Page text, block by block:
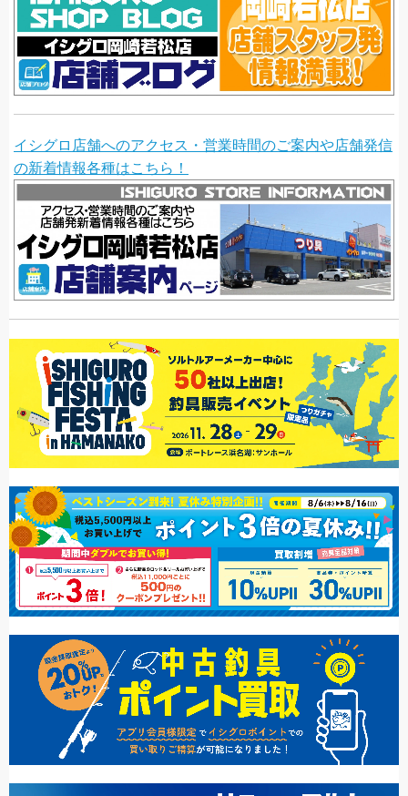
イシグロ店舗へのアクセス・営業時間のご案内や店舗発信
の新着情報各種はこちら！